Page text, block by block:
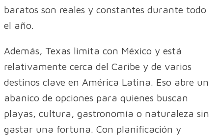
baratos son reales y constantes durante todo
el año.
Además, Texas limita con México y está
relativamente cerca del Caribe y de varios
destinos clave en América Latina. Eso abre un
abanico de opciones para quienes buscan
playas, cultura, gastronomía o naturaleza sin
gastar una fortuna. Con planificación y